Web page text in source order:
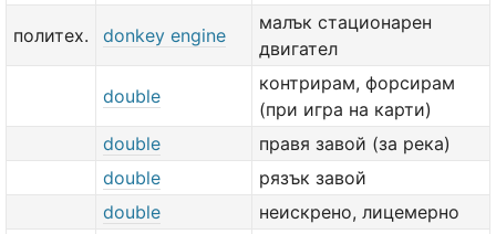
политех. donkey engine
малък стационарен
двигател
double
контрирам, форсирам
(при игра на карти)
double
правя завой (за река)
double
рязък завой
double
неискрено, лицемерно